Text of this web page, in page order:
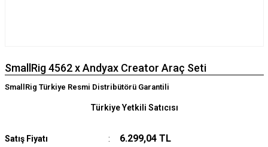
SmallRig 4562 x Andyax Creator Araç Seti
SmallRig Türkiye Resmi Distribütörü Garantili
Satış Fiyatı 6.299,04 TL
Türkiye Yetkili Satıcısı